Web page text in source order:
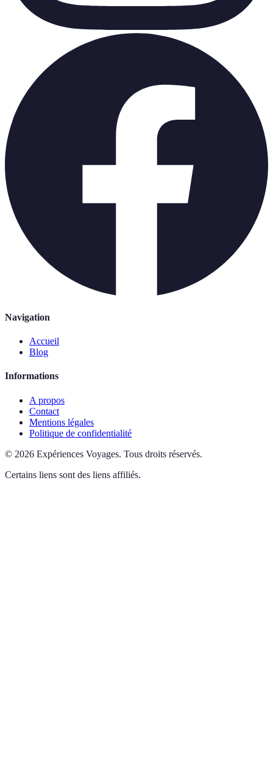
Navigation
Accueil
Blog
Informations
A propos
Contact
Mentions légales
Politique de confidentialité
© 2026 Expériences Voyages. Tous droits réservés.
Certains liens sont des liens affiliés.